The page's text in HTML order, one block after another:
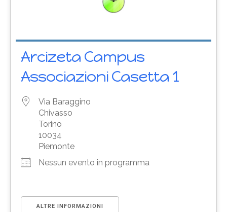
Arcizeta Campus
Associazioni Casetta 1
Via Baraggino
Chivasso
Torino
10034
Piemonte
Nessun evento in programma
ALTRE INFORMAZIONI